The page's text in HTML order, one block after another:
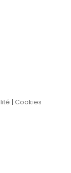
|Cookies